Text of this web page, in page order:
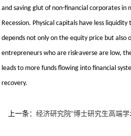
and saving glut of non-financial corporates
Recession. Physical capitals have less
depends not only on the equity price but
entrepreneurs who are risk-averse are low,
leads to more funds flowing into financial
recovery.
上一条： 经济研究院“博士研究生高端